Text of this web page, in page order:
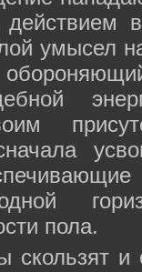
умысел
пола.
скользят